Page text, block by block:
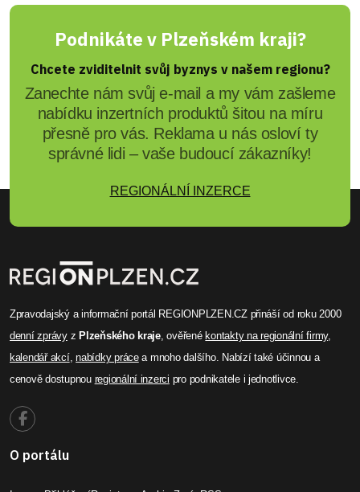
Podnikáte v Plzeňském kraji?
Chcete zviditelnit svůj byznys v našem regionu?
Zanechte nám svůj e-mail a my vám zašleme
nabídku inzertních produktů šitou na míru
přesně pro vás. Reklama u nás osloví ty
správné lidi – vaše budoucí zákazníky!
REGIONÁLNÍ INZERCE
Zpravodajský a informační portál REGIONPLZEN.CZ přináší od roku 2000
denní zprávyz Plzeňského kraje, ověřené kontakty na regionální firmy,
kalendář akcí,nabídky prácea mnoho dalšího. Nabízí také účinnou a
cenově dostupnou regionální inzerci pro podnikatele i jednotlivce.
O portálu